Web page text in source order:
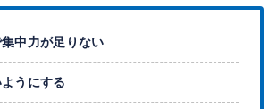
中力が足りない
うにする